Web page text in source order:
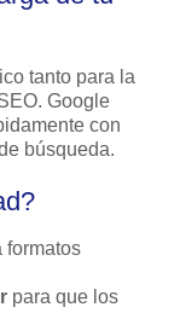
tanto para la
Google
con
búsqueda.
formatos
para que los